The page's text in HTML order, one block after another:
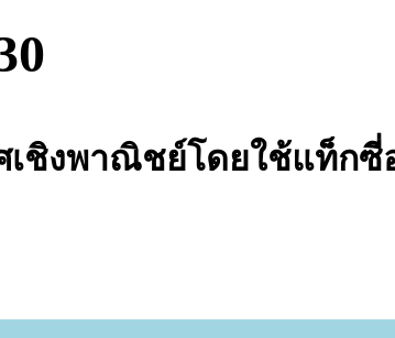
ชิงพาณิชย์โดยใช้แท็กซี่